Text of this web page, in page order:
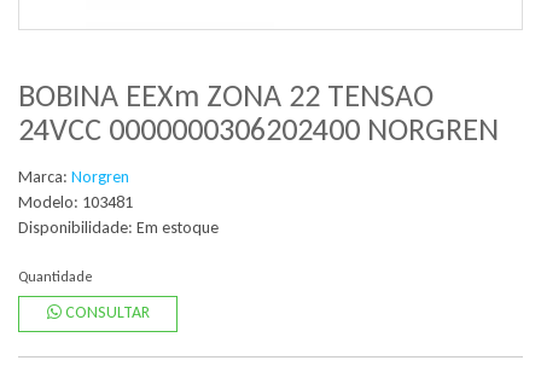
BOBINA EEXm ZONA 22 TENSAO
24VCC 0000000306202400 NORGREN
Marca: Norgren
Modelo: 103481
Disponibilidade: Em estoque
Quantidade
CONSULTAR